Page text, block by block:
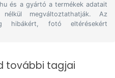
és a gyártó a termékek adatait
megváltoztathatják. Az
hibákért, fotó eltérésekért
további tagjai